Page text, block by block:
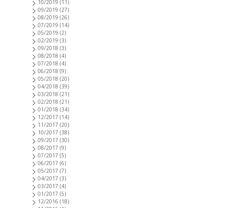
10/2019 (11)
09/2019 (27)
08/2019 (26)
07/2019 (14)
05/2019 (2)
02/2019 (3)
09/2018 (3)
08/2018 (4)
07/2018 (4)
06/2018 (9)
05/2018 (20)
04/2018 (39)
03/2018 (21)
02/2018 (21)
01/2018 (34)
12/2017 (14)
11/2017 (20)
10/2017 (38)
09/2017 (30)
08/2017 (9)
07/2017 (5)
06/2017 (6)
05/2017 (7)
04/2017 (3)
03/2017 (4)
01/2017 (5)
12/2016 (18)